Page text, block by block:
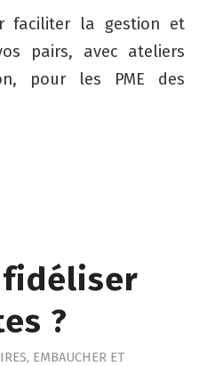
faciliter la gestion et
pairs, avec ateliers
pour les PME des
fidéliser
?
, EMBAUCHER ET